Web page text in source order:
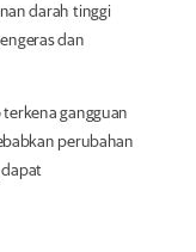
darah tinggi
dan
gangguan
perubahan